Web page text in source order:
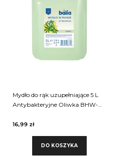
Mydło do rąk uzupełniające 5 L
Antybakteryjne Oliwka BHW-
16,99 zł
DO KOSZYKA